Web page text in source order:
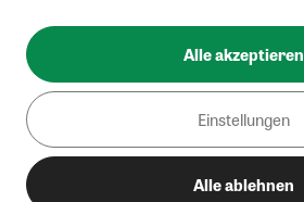
Alle akzeptieren
Einstellungen
Alle ablehnen